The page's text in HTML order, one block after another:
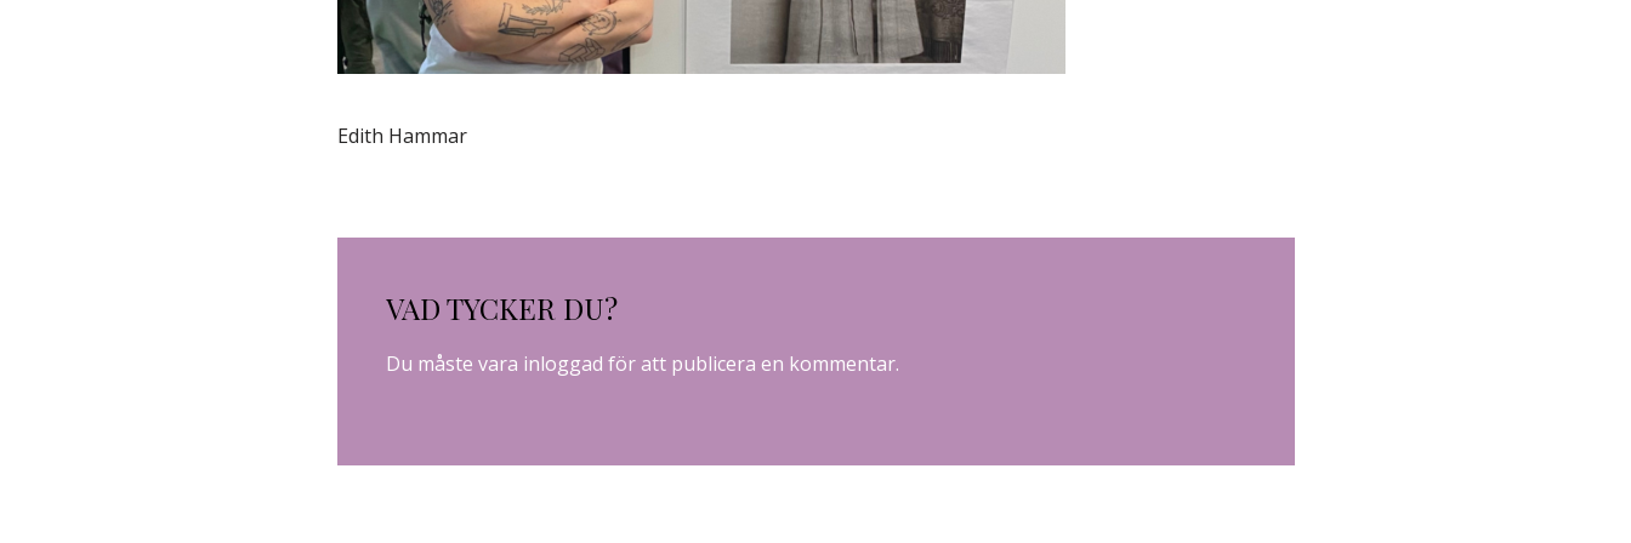
Edith Hammar
VAD TYCKER DU?
Du måste vara inloggad för att publicera en kommentar.